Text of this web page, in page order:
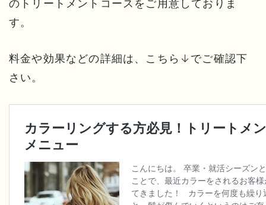
のトリートメントコースをご用意しておりま
す。
料金や効果などの詳細は、こちら↓でご確認下
さい。